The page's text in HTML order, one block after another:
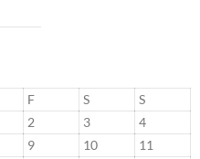
F S
S
2 3
4
9 10
11